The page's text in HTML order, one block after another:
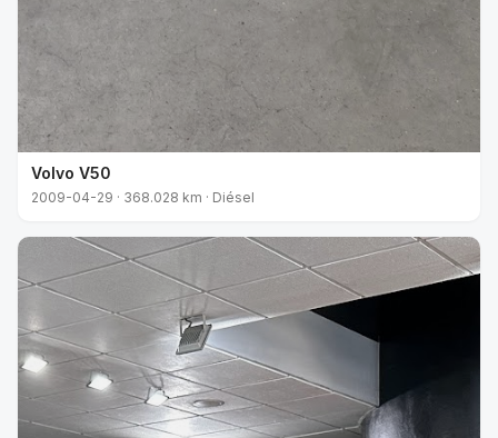
Volvo V50
2009-04-29 · 368.028 km · Diésel